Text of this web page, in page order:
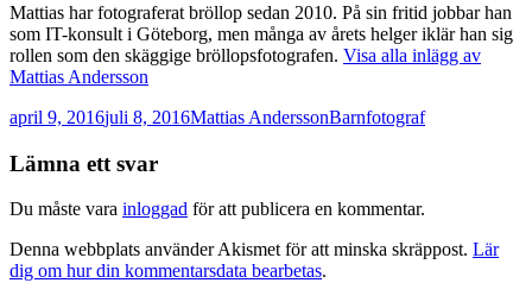
Mattias har fotograferat bröllop sedan 2010. På sin fritid jobbar han
som IT-konsult i Göteborg, men många av årets helger iklär han sig
rollen som den skäggige bröllopsfotografen. Visa alla inlägg av
Mattias Andersson
Postat
april 9, 2016juli 8, 2016Författare
Mattias AnderssonKategorier
Barnfotograf
Lämna ett svar
Du måste vara inloggad för att publicera en kommentar.
Denna webbplats använder Akismet för att minska skräppost. Lär
dig om hur din kommentarsdata bearbetas.